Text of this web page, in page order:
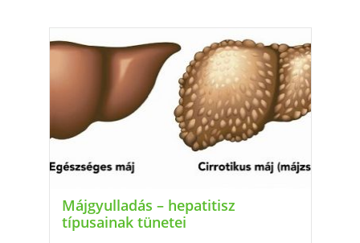
Májgyulladás – hepatitisz
típusainak tünetei